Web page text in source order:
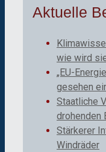
Aktuelle
wie wird
„EU-
gesehen
Staatliche
drohenden
Stärkerer
Windräder